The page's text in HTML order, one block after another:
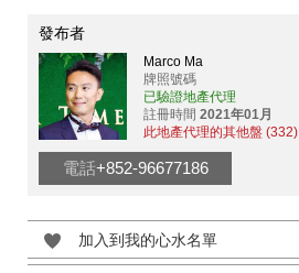
發布者
Marco Ma
牌照號碼
已驗證地產代理
註冊時間 2021年01月
此地產代理的其他盤 (332)
電話+852-96677186
加入到我的心水名單